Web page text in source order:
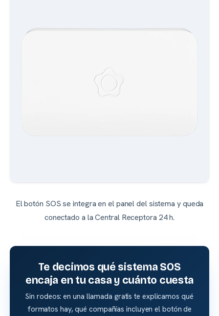
El botón SOS se integra en el panel del sistema y queda
conectado a la Central Receptora 24 h.
Te decimos qué sistema SOS
encaja en tu casa y cuánto cuesta
Sin rodeos: en una llamada gratis te explicamos qué
formatos hay, qué compañías incluyen el botón de